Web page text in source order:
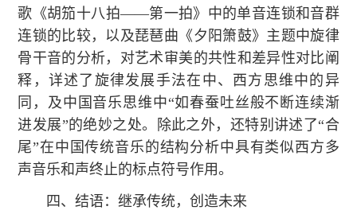
歌《胡笳十八拍——第一拍》中的单音连锁和音群
连锁的比较，以及琵琶曲《夕阳箫鼓》主题中旋律
骨干音的分析，对艺术审美的共性和差异性对比阐
释，详述了旋律发展手法在中、西方思维中的异
同，及中国音乐思维中“如春蚕吐丝般不断连续渐
进发展”的绝妙之处。除此之外，还特别讲述了“合
尾”在中国传统音乐的结构分析中具有类似西方多
声音乐和声终止的标点符号作用。
四、结语：继承传统，创造未来